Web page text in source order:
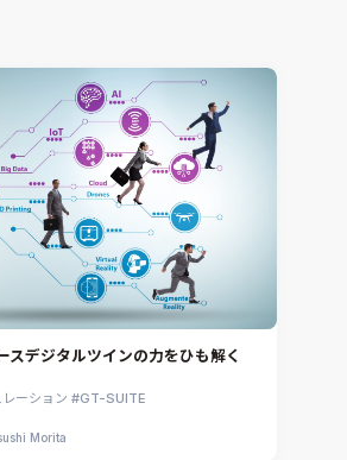
務支援
コンサルティング
ングコンサルティング
AIコンサルティング
発
Unified FEA
XT
スデジタルツインの力をひも解く
ーション GT-SUITE
Morita